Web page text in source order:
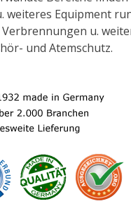
Equipment
u.
und Atemschutz.